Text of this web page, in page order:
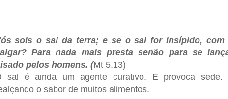
sois o sal da terra; e se o sal for insípido, com
Para nada mais presta senão para se
pelos homens. (Mt 5.13)
sal é ainda um agente curativo. E provoca sede.
o sabor de muitos alimentos.